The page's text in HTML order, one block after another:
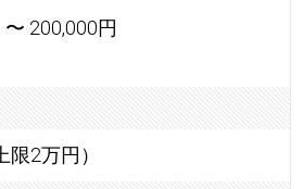
200,000円
2万円）